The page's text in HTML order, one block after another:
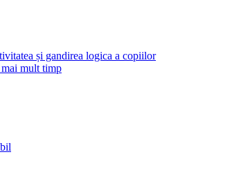
și gandirea logica a copiilor
mult timp